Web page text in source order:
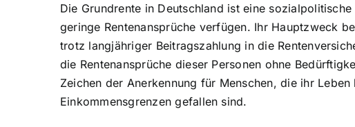
Die Grundrente in Deutschland ist eine
geringe Rentenansprüche verfügen. Ihr Hauptzweck
trotz langjähriger Beitragszahlung in die
die Rentenansprüche dieser Personen ohne
Zeichen der Anerkennung für Menschen, die ihr
Einkommensgrenzen gefallen sind.